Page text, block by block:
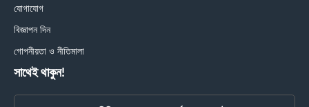
যোগাযোগ
বিজ্ঞাপন দিন
গোপনীয়তা ও নীতিমালা
সাথেই থাকুন!